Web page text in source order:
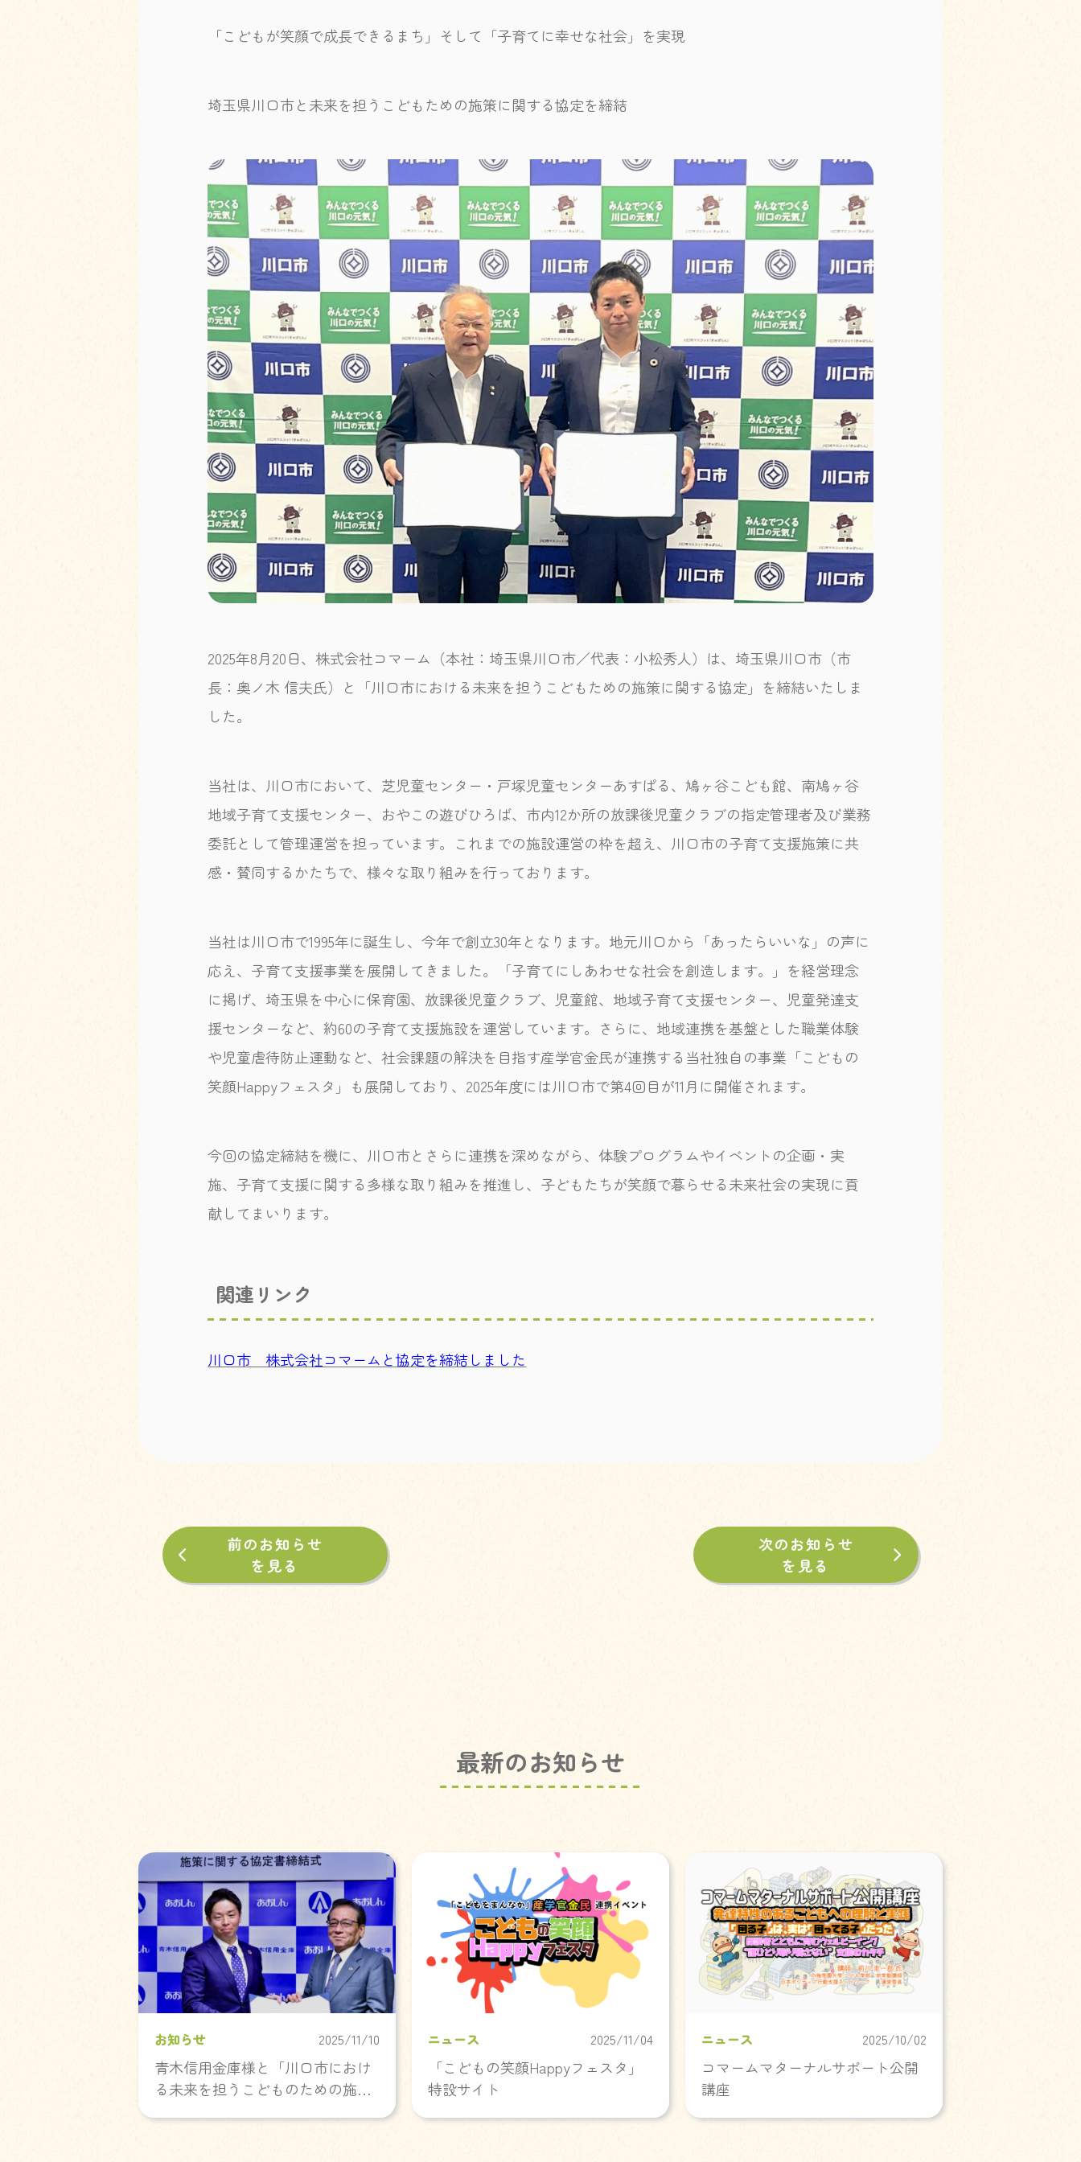
「こどもが笑顔で成長できるまち」そして「子育てに幸せな社会」を実現
埼玉県川口市と未来を担うこどもための施策に関する協定を締結
2025年8月20日、株式会社コマーム（本社：埼玉県川口市／代表：小松秀人）は、埼玉県川口市（市
長：奥ノ木 信夫氏）と「川口市における未来を担うこどもための施策に関する協定」を締結いたしま
した。
当社は、川口市において、芝児童センター・戸塚児童センターあすぱる、鳩ヶ谷こども館、南鳩ヶ谷
地域子育て支援センター、おやこの遊びひろば、市内12か所の放課後児童クラブの指定管理者及び業務
委託として管理運営を担っています。これまでの施設運営の枠を超え、川口市の子育て支援施策に共
感・賛同するかたちで、様々な取り組みを行っております。
当社は川口市で1995年に誕生し、今年で創立30年となります。地元川口から「あったらいいな」の声に
応え、子育て支援事業を展開してきました。「子育てにしあわせな社会を創造します。」を経営理念
に掲げ、埼玉県を中心に保育園、放課後児童クラブ、児童館、地域子育て支援センター、児童発達支
援センターなど、約60の子育て支援施設を運営しています。さらに、地域連携を基盤とした職業体験
や児童虐待防止運動など、社会課題の解決を目指す産学官金民が連携する当社独自の事業「こどもの
笑顔Happyフェスタ」も展開しており、2025年度には川口市で第4回目が11月に開催されます。
今回の協定締結を機に、川口市とさらに連携を深めながら、体験プログラムやイベントの企画・実
施、子育て支援に関する多様な取り組みを推進し、子どもたちが笑顔で暮らせる未来社会の実現に貢
献してまいります。
関連リンク
川口市 株式会社コマームと協定を締結しました
前のお知らせ
を見る
次のお知らせ
を見る
最新のお知らせ
お知らせ 2025/11/10
青木信用金庫様と「川口市におけ
る未来を担うこどものための施策
ニュース 2025/11/04
「こどもの笑顔Happyフェスタ」
特設サイト
ニュース 2025/10/02
コマームマターナルサポート公開
講座